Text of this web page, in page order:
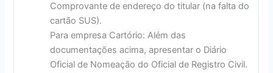
Comprovante de endereço do titular (na falta do
cartão SUS).
Para empresa Cartório: Além das
documentações acima, apresentar o Diário
Oficial de Nomeação do Oficial de Registro Civil.